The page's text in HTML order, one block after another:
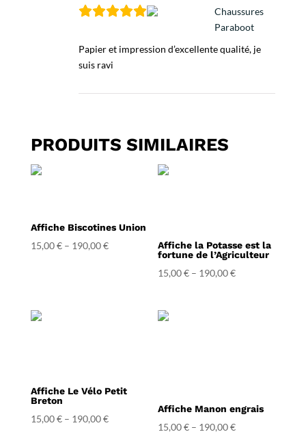
Chaussures
Paraboot
Papier et impression d’excellente qualité, je
suis ravi
PRODUITS SIMILAIRES
Affiche Biscotines Union
15,00€– 190,00€
Affiche la Potasse est la
fortune de l’Agriculteur
15,00€ – 190,00€
Affiche Le Vélo Petit
Breton
15,00€– 190,00€
Affiche Manon engrais
15,00€ – 190,00€